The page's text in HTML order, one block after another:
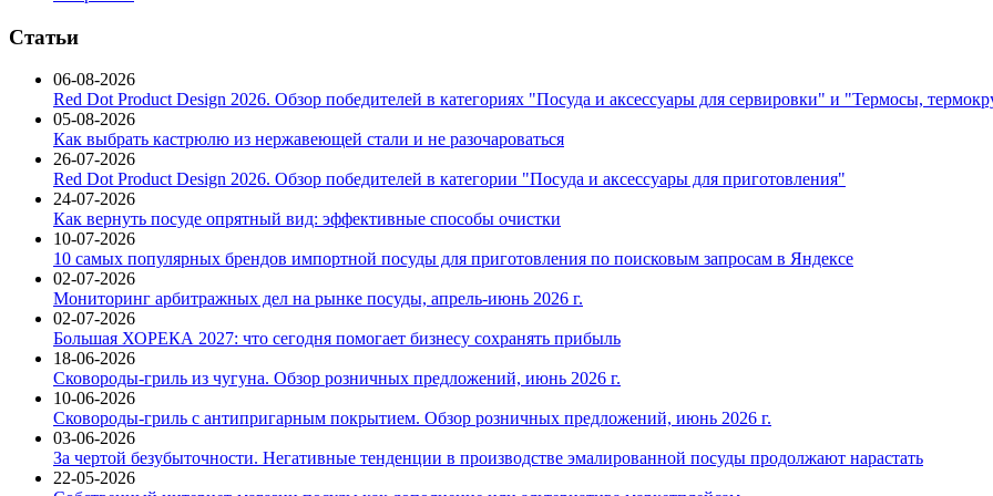
Статьи
06-08-2026
Red Dot Product Design 2026. Обзор победителей в категориях "Посуда и аксессуары для сервировки" и "Термосы,
05-08-2026
Как выбрать кастрюлю из нержавеющей стали и не разочароваться
26-07-2026
Red Dot Product Design 2026. Обзор победителей в категории "Посуда и аксессуары для приготовления"
24-07-2026
Как вернуть посуде опрятный вид: эффективные способы очистки
10-07-2026
10 самых популярных брендов импортной посуды для приготовления по поисковым запросам в Яндексе
02-07-2026
Мониторинг арбитражных дел на рынке посуды, апрель-июнь 2026 г.
02-07-2026
Большая ХОРЕКА 2027: что сегодня помогает бизнесу сохранять прибыль
18-06-2026
Сковороды-гриль из чугуна. Обзор розничных предложений, июнь 2026 г.
10-06-2026
Сковороды-гриль с антипригарным покрытием. Обзор розничных предложений, июнь 2026 г.
03-06-2026
За чертой безубыточности. Негативные тенденции в производстве эмалированной посуды продолжают нарастать
22-05-2026